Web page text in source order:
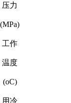
压力
(MPa)
工作
温度
(oC)
用冷